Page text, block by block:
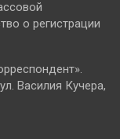
о регистрации
Василия Кучера,